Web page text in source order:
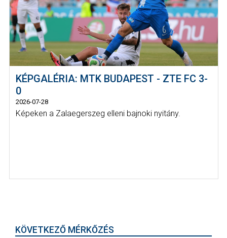
KÉPGALÉRIA: MTK BUDAPEST - ZTE FC 3-
0
2026-07-28
Képeken a Zalaegerszeg elleni bajnoki nyitány.
KÖVETKEZŐ MÉRKŐZÉS